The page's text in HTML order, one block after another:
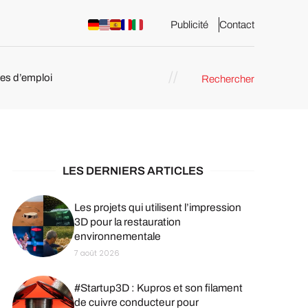
Publicité Contact
d’emploi Rechercher
LES DERNIERS ARTICLES
Les projets qui utilisent l’impression
3D pour la restauration
environnementale
7 août 2026
#Startup3D : Kupros et son filament
de cuivre conducteur pour